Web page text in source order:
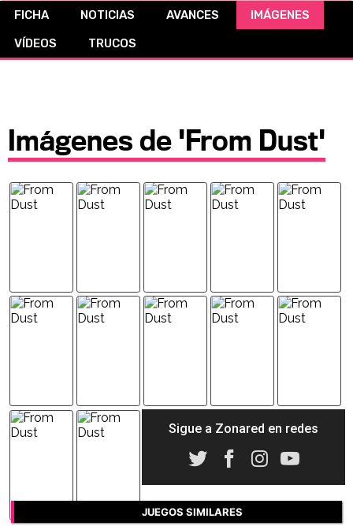
CÓMICS
FICHA NOTICIAS AVANCES
IMÁGENES
VÍDEOS
TRUCOS
Imágenes de 'From Dust'
Sigue a Zonared en redes
JUEGOS SIMILARES